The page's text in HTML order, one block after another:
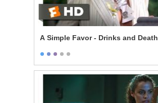
A Simple Favor - Drinks and Death